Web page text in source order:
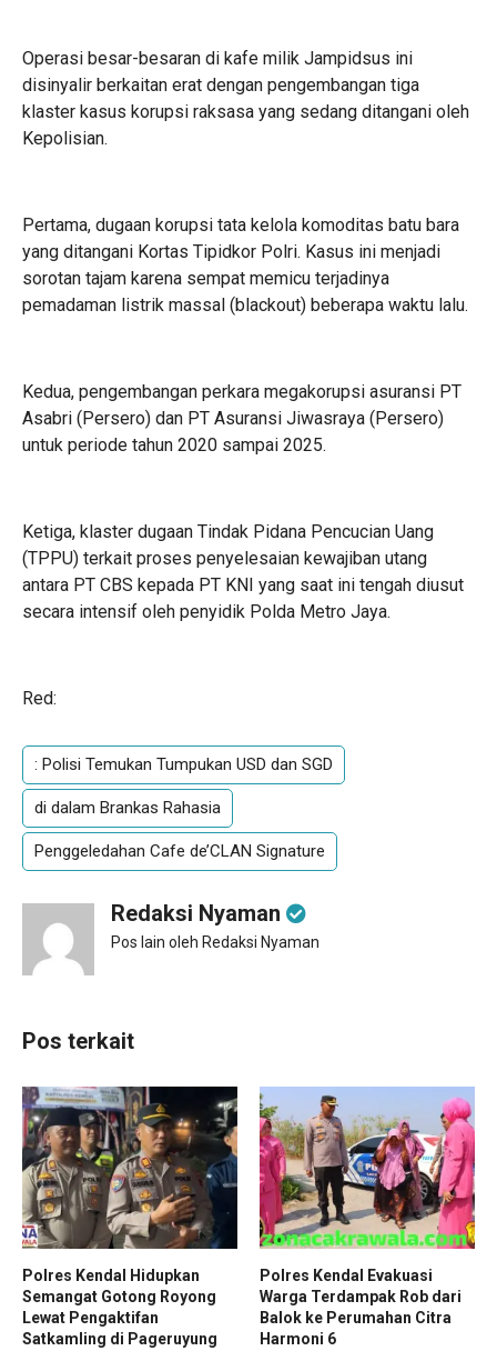
Operasi besar-besaran di kafe milik Jampidsus ini
disinyalir berkaitan erat dengan pengembangan tiga
klaster kasus korupsi raksasa yang sedang ditangani oleh
Kepolisian.
Pertama, dugaan korupsi tata kelola komoditas batu bara
yang ditangani Kortas Tipidkor Polri. Kasus ini menjadi
sorotan tajam karena sempat memicu terjadinya
pemadaman listrik massal (blackout) beberapa waktu lalu.
Kedua, pengembangan perkara megakorupsi asuransi PT
Asabri (Persero) dan PT Asuransi Jiwasraya (Persero)
untuk periode tahun 2020 sampai 2025.
Ketiga, klaster dugaan Tindak Pidana Pencucian Uang
(TPPU) terkait proses penyelesaian kewajiban utang
antara PT CBS kepada PT KNI yang saat ini tengah diusut
secara intensif oleh penyidik Polda Metro Jaya.
Red:
: Polisi Temukan Tumpukan USD dan SGD
di dalam Brankas Rahasia
Penggeledahan Cafe de’CLAN Signature
Redaksi Nyaman
Pos lain oleh Redaksi Nyaman
Pos terkait
Polres Kendal Hidupkan
Semangat Gotong Royong
Lewat Pengaktifan
Satkamling di Pageruyung
Polres Kendal Evakuasi
Warga Terdampak Rob dari
Balok ke Perumahan Citra
Harmoni 6